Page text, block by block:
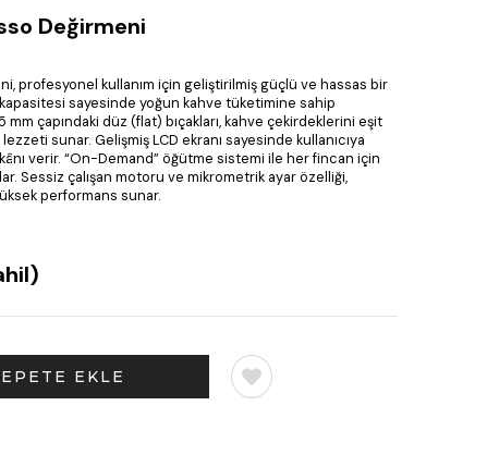
Değirmeni
profesyonel kullanım için geliştirilmiş güçlü ve hassas bir
sayesinde yoğun kahve tüketimine sahip
mm çapındaki düz (flat) bıçakları, kahve çekirdeklerini eşit
sunar. Gelişmiş LCD ekranı sayesinde kullanıcıya
verir. “On-Demand” öğütme sistemi ile her fincan için
Sessiz çalışan motoru ve mikrometrik ayar özelliği,
performans sunar.